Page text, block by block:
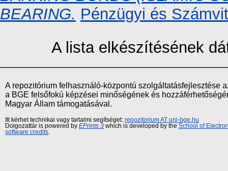
BEARING. Pénzügyi és
A lista elkészítésének
A repozitórium felhasználó-központú szolgáltatásfejlesztése
a BGE felsőfokú képzései minőségének és
Magyar Állam támogatásával.
Itt kérhet technikai vagy tartalmi segítséget: repozitorium AT uni-bge.hu
Dolgozattár is powered by EPrints 3 which is developed by the School of
software credits